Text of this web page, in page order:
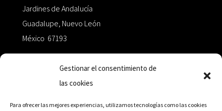
Gestionar el consentimiento de
las cookies
Para ofrecer las mejores experiencias, utilizamos tecnologías como las cookies
Jardines de Andalucía
Guadalupe, Nuevo León
México 67193
+52 811.499.5638